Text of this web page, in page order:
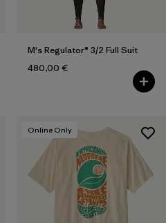
M's Regulator® 3/2 Full Suit
480,00 €
Online Only